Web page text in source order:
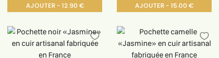
AJOUTER - 12.90 € AJOUTER - 15.00 €